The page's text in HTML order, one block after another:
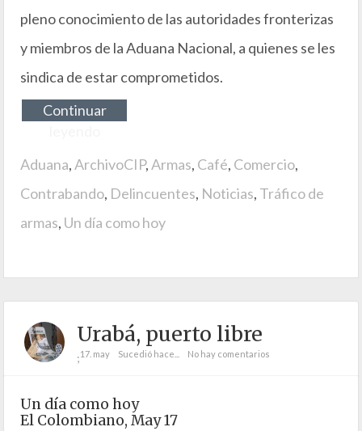
pleno conocimiento de las autoridades fronterizas
y miembros de la Aduana Nacional, a quienes se les
sindica de estar comprometidos.
Continuar
Aduana,ArchivoCIP,Armas, Café, Comercio,
Contrabando, Delincuentes, Noticias, Tráfico de
armas, Un día como hoy
Urabá, puerto libre
;17. may Sucedió hace... No hay comentarios
Un día como hoy
El Colombiano, May 17